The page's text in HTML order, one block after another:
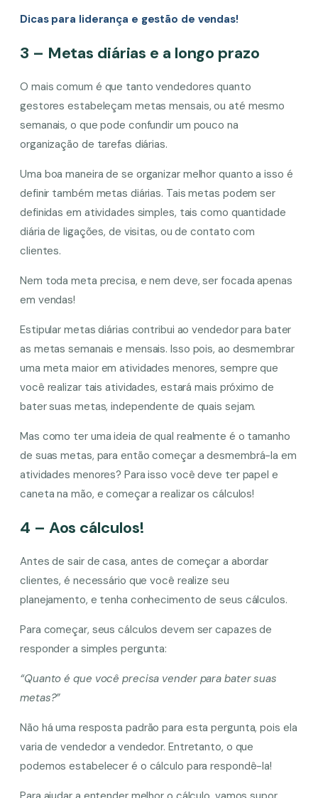
Dicas para liderança e gestão de vendas!
3 – Metas diárias e a longo prazo
O mais comum é que tanto vendedores quanto
gestores estabeleçam metas mensais, ou até mesmo
semanais, o que pode confundir um pouco na
organização de tarefas diárias.
Uma boa maneira de se organizar melhor quanto a isso é
definir também metas diárias. Tais metas podem ser
definidas em atividades simples, tais como quantidade
diária de ligações, de visitas, ou de contato com
clientes.
Nem toda meta precisa, e nem deve, ser focada apenas
em vendas!
Estipular metas diárias contribui ao vendedor para bater
as metas semanais e mensais. Isso pois, ao desmembrar
uma meta maior em atividades menores, sempre que
você realizar tais atividades, estará mais próximo de
bater suas metas, independente de quais sejam.
Mas como ter uma ideia de qual realmente é o tamanho
de suas metas, para então começar a desmembrá-la em
atividades menores? Para isso você deve ter papel e
caneta na mão, e começar a realizar os cálculos!
4 – Aos cálculos!
Antes de sair de casa, antes de começar a abordar
clientes, é necessário que você realize seu
planejamento, e tenha conhecimento de seus cálculos.
Para começar, seus cálculos devem ser capazes de
responder a simples pergunta:
“Quanto é que você precisa vender para bater suas
metas?”
Não há uma resposta padrão para esta pergunta, pois ela
varia de vendedor a vendedor. Entretanto, o que
podemos estabelecer é o cálculo para respondê-la!